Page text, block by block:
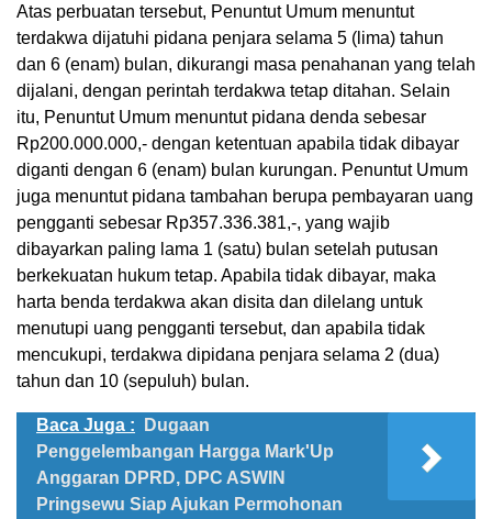
Atas perbuatan tersebut, Penuntut Umum menuntut
terdakwa dijatuhi pidana penjara selama 5 (lima) tahun
dan 6 (enam) bulan, dikurangi masa penahanan yang telah
dijalani, dengan perintah terdakwa tetap ditahan. Selain
itu, Penuntut Umum menuntut pidana denda sebesar
Rp200.000.000,- dengan ketentuan apabila tidak dibayar
diganti dengan 6 (enam) bulan kurungan. Penuntut Umum
juga menuntut pidana tambahan berupa pembayaran uang
pengganti sebesar Rp357.336.381,-, yang wajib
dibayarkan paling lama 1 (satu) bulan setelah putusan
berkekuatan hukum tetap. Apabila tidak dibayar, maka
harta benda terdakwa akan disita dan dilelang untuk
menutupi uang pengganti tersebut, dan apabila tidak
mencukupi, terdakwa dipidana penjara selama 2 (dua)
tahun dan 10 (sepuluh) bulan.
Baca Juga :
Dugaan
Penggelembangan Hargga Mark'Up
Anggaran DPRD, DPC ASWIN
Pringsewu Siap Ajukan Permohonan